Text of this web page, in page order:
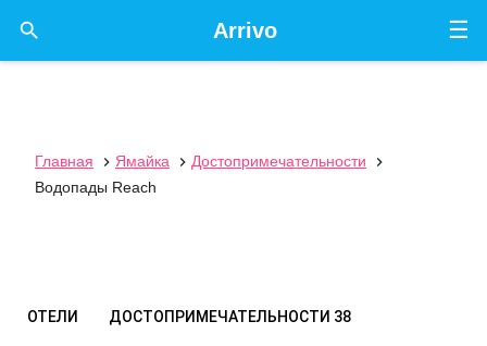
☰
Arrivo

Главная  Ямайка  Достопримечательности

Водопады Reach
ОТЕЛИ ДОСТОПРИМЕЧАТЕЛЬНОСТИ 38